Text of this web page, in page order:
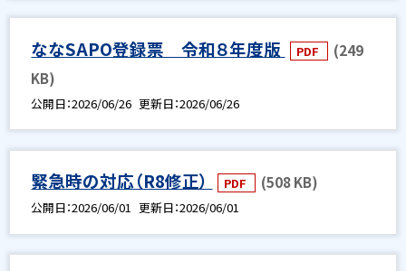
ななSAPO登録票 令和８年度版 PDF
(249
KB)
公開日 2026/06/26 更新日 2026/06/26
緊急時の対応（R8修正） PDF (508 KB)
公開日 2026/06/01 更新日 2026/06/01